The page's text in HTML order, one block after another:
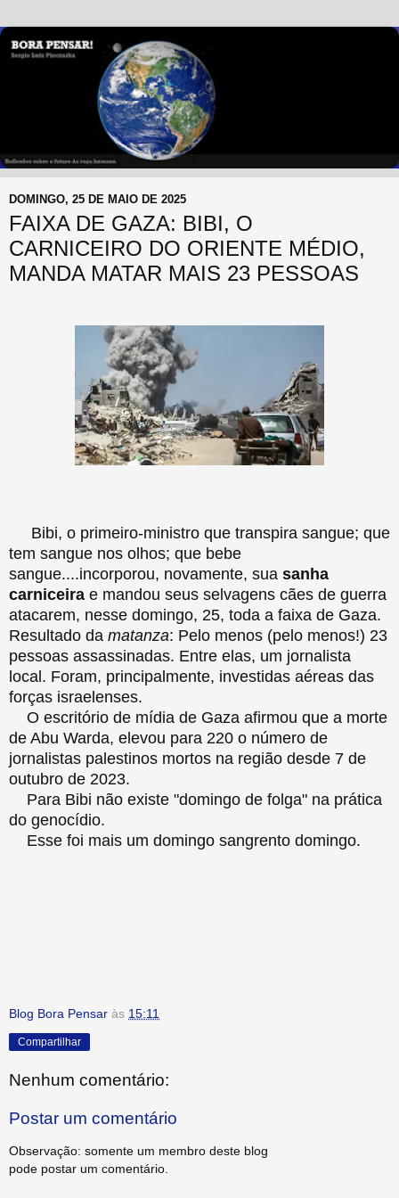
DOMINGO, 25 DE MAIO DE 2025
FAIXA DE GAZA: BIBI, O
CARNICEIRO DO ORIENTE MÉDIO,
MANDA MATAR MAIS 23 PESSOAS
Bibi, o primeiro-ministro que transpira sangue; que
tem sangue nos olhos; que bebe
sangue....incorporou, novamente, sua sanha
carniceira e mandou seus selvagens cães de guerra
atacarem, nesse domingo, 25, toda a faixa de Gaza.
Resultado da matanza: Pelo menos (pelo menos!) 23
pessoas assassinadas. Entre elas, um jornalista
local. Foram, principalmente, investidas aéreas das
forças israelenses.
O escritório de mídia de Gaza afirmou que a morte
de Abu Warda, elevou para 220 o número de
jornalistas palestinos mortos na região desde 7 de
outubro de 2023.
Para Bibi não existe "domingo de folga" na prática
do genocídio.
Esse foi mais um domingo sangrento domingo.
Blog Bora Pensar às 15:11
Compartilhar
Nenhum comentário:
Postar um comentário
Observação: somente um membro deste blog
pode postar um comentário.